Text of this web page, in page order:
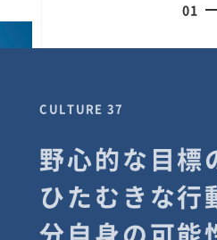
01
CULTURE 37
野心的な目標
ひたむきな行